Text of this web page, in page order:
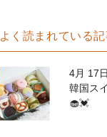
よく読まれている
4月 17
韓国ス
🧁💓